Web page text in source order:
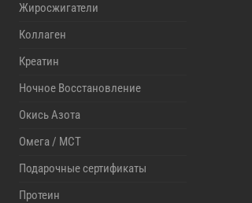
Жиросжигатели
Коллаген
Креатин
Ночное Восстановление
Окись Азота
Омега / MCT
Подарочные сертификаты
Протеин